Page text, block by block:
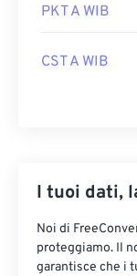
PKT A WIB
CST A WIB
I tuoi dati,
Noi di
proteggiamo. Il
garantisce che i